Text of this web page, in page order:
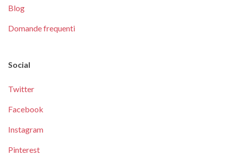
Blog
Domande frequenti
Social
Twitter
Facebook
Instagram
Pinterest